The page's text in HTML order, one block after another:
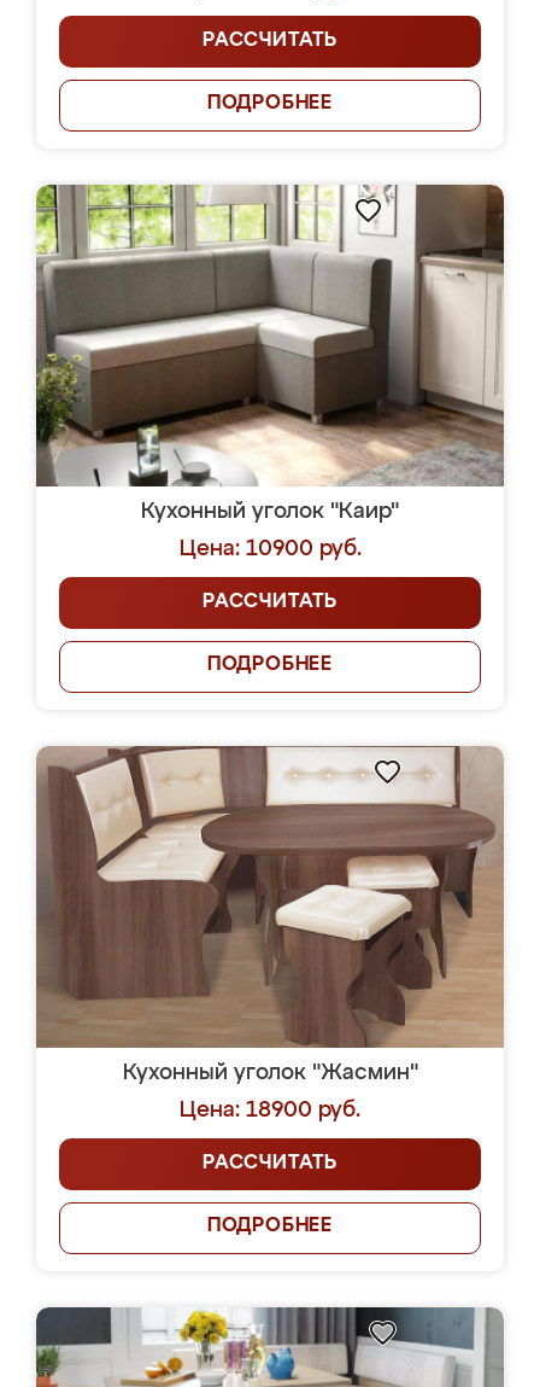
РАССЧИТАТЬ
ПОДРОБНЕЕ
Кухонный уголок "Каир"
Цена: 10900 руб.
РАССЧИТАТЬ
ПОДРОБНЕЕ
Кухонный уголок "Жасмин"
Цена: 18900 руб.
РАССЧИТАТЬ
ПОДРОБНЕЕ